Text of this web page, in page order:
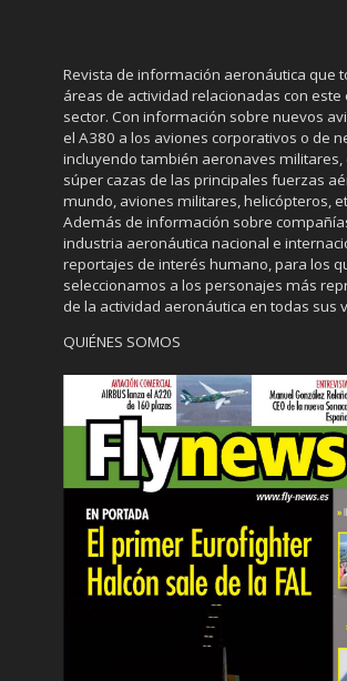
Revista de información aeronáutica que
áreas de actividad relacionadas con este
sector. Con información sobre nuevos
el A380 a los aviones corporativos o de
incluyendo también aeronaves militares,
súper cazas de las principales fuerzas
mundo, aviones militares, helicópteros,
Además de información sobre
industria aeronáutica nacional e
reportajes de interés humano, para los
seleccionamos a los personajes más
de la actividad aeronáutica en todas sus
QUIÉNES SOMOS